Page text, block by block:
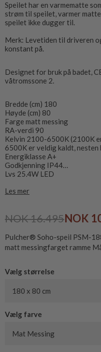
Speilet har en varmematte
strøm til speilet, varmer
speilet ikke dugger til.
Merk: Levetiden til driveren
konstant på.
Designet for bruk på badet,
våtromssone 2.
Bredde (cm) 180
Høyde (cm) 80
Farge matt messing
RA-verdi 90
Kelvin 2100-6500K (2100K
6500K er veldig kaldt, nesten
Energiklasse A+
Godkjenning IP44
Lys 25,4W LED
Leveres inkl. Veggfeste
Les mer
NOK 16.495NOK
Pulcher® Soho-speil PSM-
matt messingfarget ramme
Vælg størrelse
180 x 80 cm
Vælg farve
Mat Messing